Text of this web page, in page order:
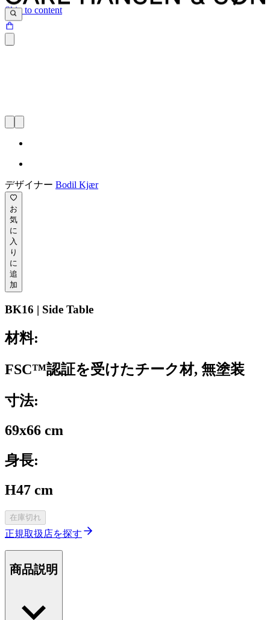
Skip to content
デザイナー Bodil Kjær
お
気
に
入
り
に
追
加
BK16 | Side Table
材料:
FSC™認証を受けたチーク材, 無塗装
寸法:
69x66 cm
身長:
H47 cm
在庫切れ
正規取扱店を探す
商品説明